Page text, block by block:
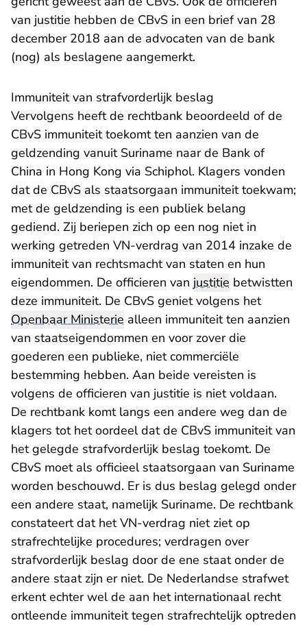
van justitie hebben de CBvS in een brief van 28
december 2018 aan de advocaten van de bank
(nog) als beslagene aangemerkt.
Immuniteit van strafvorderlijk beslag
Vervolgens heeft de rechtbank beoordeeld of de
CBvS immuniteit toekomt ten aanzien van de
geldzending vanuit Suriname naar de Bank of
China in Hong Kong via Schiphol. Klagers vonden
dat de CBvS als staatsorgaan immuniteit toekwam;
met de geldzending is een publiek belang
gediend. Zij beriepen zich op een nog niet in
werking getreden VN-verdrag van 2014 inzake de
immuniteit van rechtsmacht van staten en hun
eigendommen. De officieren van justitie betwistten
deze immuniteit. De CBvS geniet volgens het
Openbaar Ministerie alleen immuniteit ten aanzien
van staatseigendommen en voor zover die
goederen een publieke, niet commerciële
bestemming hebben. Aan beide vereisten is
volgens de officieren van justitie is niet voldaan.
De rechtbank komt langs een andere weg dan de
klagers tot het oordeel dat de CBvS immuniteit van
het gelegde strafvorderlijk beslag toekomt. De
CBvS moet als officieel staatsorgaan van Suriname
worden beschouwd. Er is dus beslag gelegd onder
een andere staat, namelijk Suriname. De rechtbank
constateert dat het VN-verdrag niet ziet op
strafrechtelijke procedures; verdragen over
strafvorderlijk beslag door de ene staat onder de
andere staat zijn er niet. De Nederlandse strafwet
erkent echter wel de aan het internationaal recht
ontleende immuniteit tegen strafrechtelijk optreden